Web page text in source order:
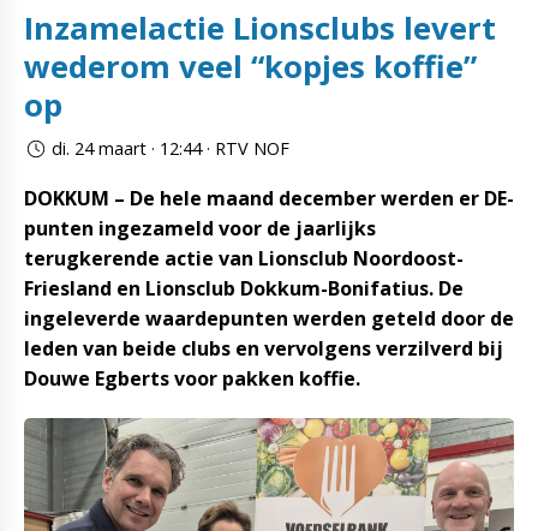
Inzamelactie Lionsclubs levert
wederom veel “kopjes koffie”
op
di. 24 maart · 12:44 · RTV NOF
DOKKUM – De hele maand december werden er DE-
punten ingezameld voor de jaarlijks
terugkerende actie van Lionsclub Noordoost-
Friesland en Lionsclub Dokkum-Bonifatius. De
ingeleverde waardepunten werden geteld door de
leden van beide clubs en vervolgens verzilverd bij
Douwe Egberts voor pakken koffie.